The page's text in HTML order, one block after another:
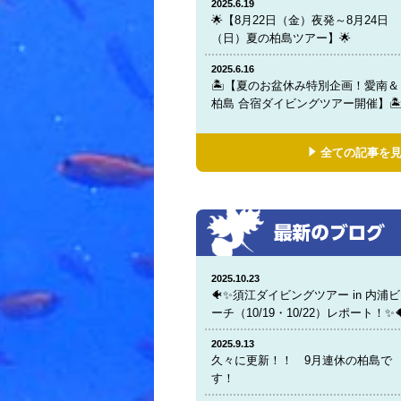
2025.6.19
🌟【8月22日（金）夜発～8月24日
（日）夏の柏島ツアー】🌟
2025.6.16
🏝️【夏のお盆休み特別企画！愛南＆
柏島 合宿ダイビングツアー開催】🏝️
全ての記事を
2025.10.23
🐠✨須江ダイビングツアー in 内浦ビ
ーチ（10/19・10/22）レポート！
2025.9.13
久々に更新！！ 9月連休の柏島で
す！